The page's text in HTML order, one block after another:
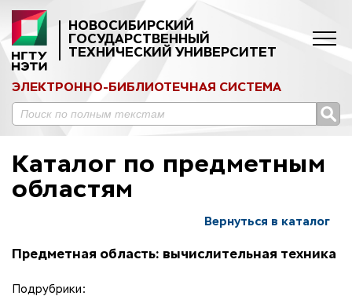
НОВОСИБИРСКИЙ
ГОСУДАРСТВЕННЫЙ
ТЕХНИЧЕСКИЙ УНИВЕРСИТЕТ
ЭЛЕКТРОННО-БИБЛИОТЕЧНАЯ СИСТЕМА
Каталог по предметным
областям
Вернуться в каталог
Предметная область: вычислительная техника
Подрубрики: